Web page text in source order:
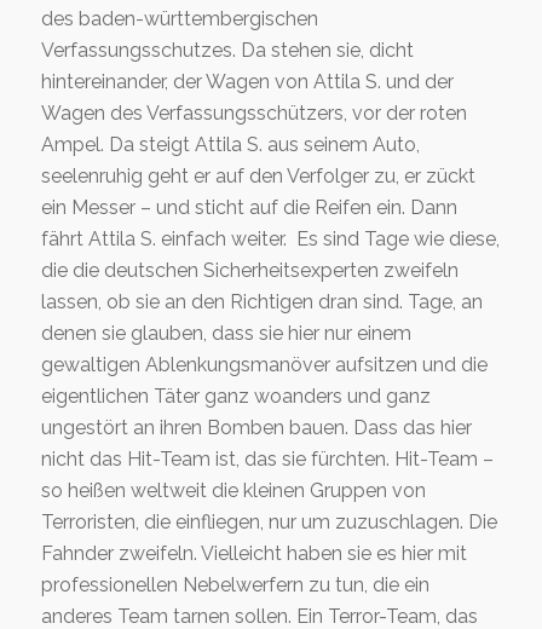
des baden-württembergischen
Verfassungsschutzes. Da stehen sie, dicht
hintereinander, der Wagen von Attila S. und der
Wagen des Verfassungsschützers, vor der roten
Ampel. Da steigt Attila S. aus seinem Auto,
seelenruhig geht er auf den Verfolger zu, er zückt
ein Messer – und sticht auf die Reifen ein. Dann
fährt Attila S. einfach weiter. Es sind Tage wie diese,
die die deutschen Sicherheitsexperten zweifeln
lassen, ob sie an den Richtigen dran sind. Tage, an
denen sie glauben, dass sie hier nur einem
gewaltigen Ablenkungsmanöver aufsitzen und die
eigentlichen Täter ganz woanders und ganz
ungestört an ihren Bomben bauen. Dass das hier
nicht das Hit-Team ist, das sie fürchten. Hit-Team –
so heißen weltweit die kleinen Gruppen von
Terroristen, die einfliegen, nur um zuzuschlagen. Die
Fahnder zweifeln. Vielleicht haben sie es hier mit
professionellen Nebelwerfern zu tun, die ein
anderes Team tarnen sollen. Ein Terror-Team, das